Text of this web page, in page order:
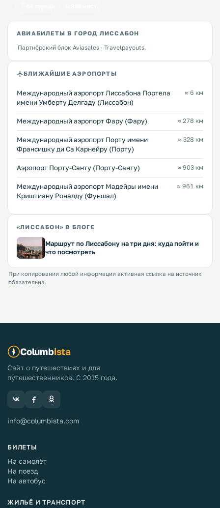
АВИАБИЛЕТЫ В ГОРОД ЛИССАБОН
Партнёрский блок Aviasales · Travelpayouts.
БЛИЖАЙШИЕ АЭРОПОРТЫ
Международный аэропорт Лиссабона Портела
имени Умберту Делгаду (Лиссабон)
≈ 6 км
Международный аэропорт Фару (Фару) ≈ 278 км
Международный аэропорт Порту имени
Франсишку ди Са Карнейру (Порту)
≈ 328 км
Аэропорт Порту-Санту (Порту-Санту) ≈ 903 км
Международный аэропорт Мадейры имени
Криштиану Роналду (Фуншал)
≈ 961 км
«ЛИССАБОН» В БЛОГЕ
Маршрут по Лиссабону на три дня: куда пойти и
что посмотреть
При копировании любой информации активная ссылка на источник
обязательна.
Columbista
Сайт о путешествиях и для
путешественников. С 2015 года.
info@columbista.com
БИЛЕТЫ
На самолёт
На поезд
На автобус
ЖИЛЬЁ И ТРАНСПОРТ